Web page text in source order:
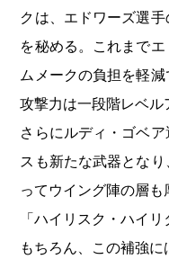
クは、エドワーズ選
を秘める。これまで
ムメークの負担を軽
攻撃力は一段階レベル
さらにルディ・ゴベ
スも新たな武器とな
ってウイング陣の層も
「ハイリスク・ハイ
もちろん、この補強に